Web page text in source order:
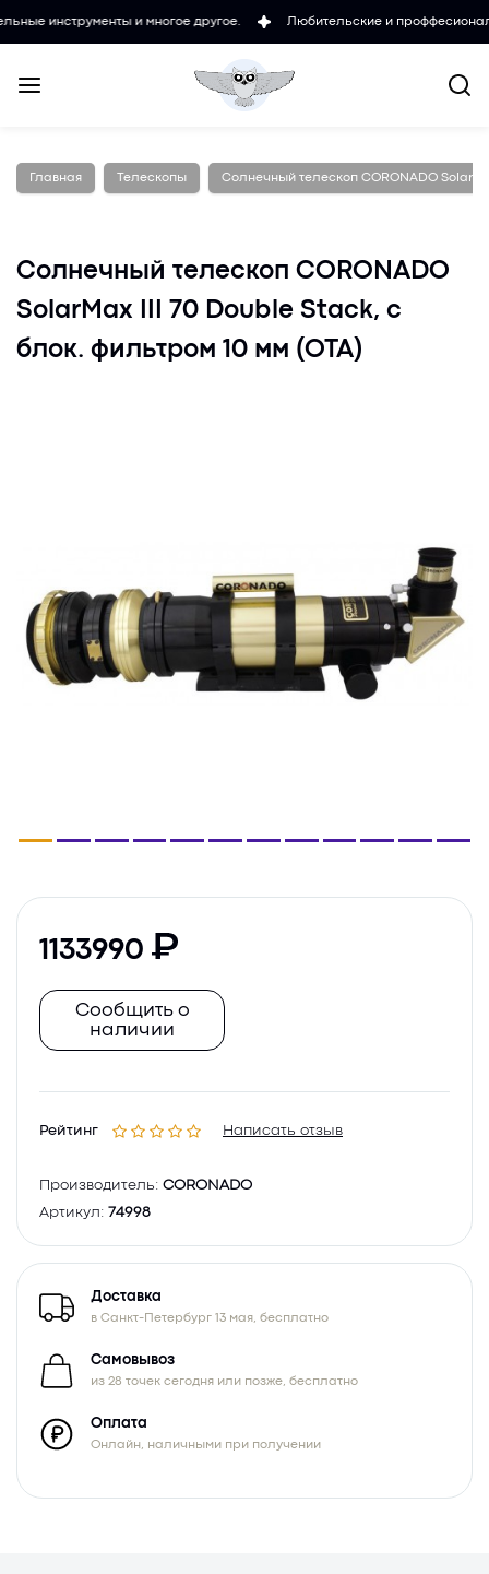
и многое другое. Любительские и проффесиональные
Главная Телескопы Солнечный телескоп CORONADO
Солнечный телескоп CORONADO
SolarMax III 70 Double Stack, с
блок. фильтром 10 мм (OTA)
Рейтинг Написать отзыв
Производитель: CORONADO
Артикул: 74998
1133990
Сообщить о
наличии
Доставка
в Санкт-Петербург 13 мая, бесплатно
Самовывоз
из 28 точек сегодня или позже, бесплатно
Оплата
Онлайн, наличными при получении